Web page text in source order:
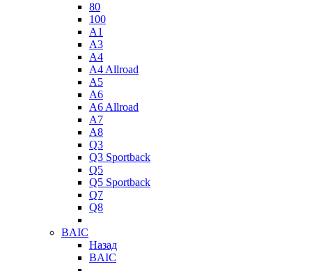
80
100
A1
A3
A4
A4 Allroad
A5
A6
A6 Allroad
A7
A8
Q3
Q3 Sportback
Q5
Q5 Sportback
Q7
Q8
BAIC
Назад
BAIC